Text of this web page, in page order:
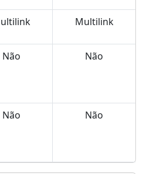
Multilink
Não Não
Não Não